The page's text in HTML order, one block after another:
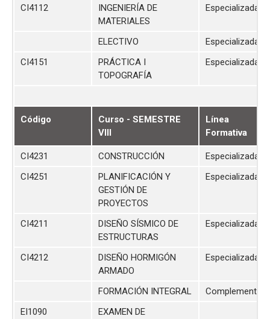
CI4112
INGENIERÍA DE
MATERIALES
Especializada
ELECTIVO
Especializada
CI4151
PRÁCTICA I
TOPOGRAFÍA
Especializada
Código
Curso - SEMESTRE
VIII
Línea
Formativa
CI4231 CONSTRUCCIÓN
Especializada
CI4251
PLANIFICACIÓN Y
GESTIÓN DE
PROYECTOS
Especializada
CI4211
DISEÑO SÍSMICO DE
ESTRUCTURAS
Especializada
CI4212
DISEÑO HORMIGÓN
ARMADO
Especializada
FORMACIÓN INTEGRAL
EI1090
EXAMEN DE